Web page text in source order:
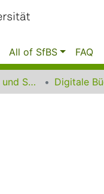
All of SfBS FAQ
Service für Blinde und Sehbehinderte der UB Dortmund